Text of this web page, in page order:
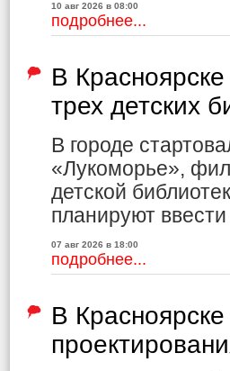
10 авг 2026 в 08:00
подробнее...
В
трех детских
В городе
«Лукоморье»,
детской
планируют
07 авг 2026 в 18:00
подробнее...
В